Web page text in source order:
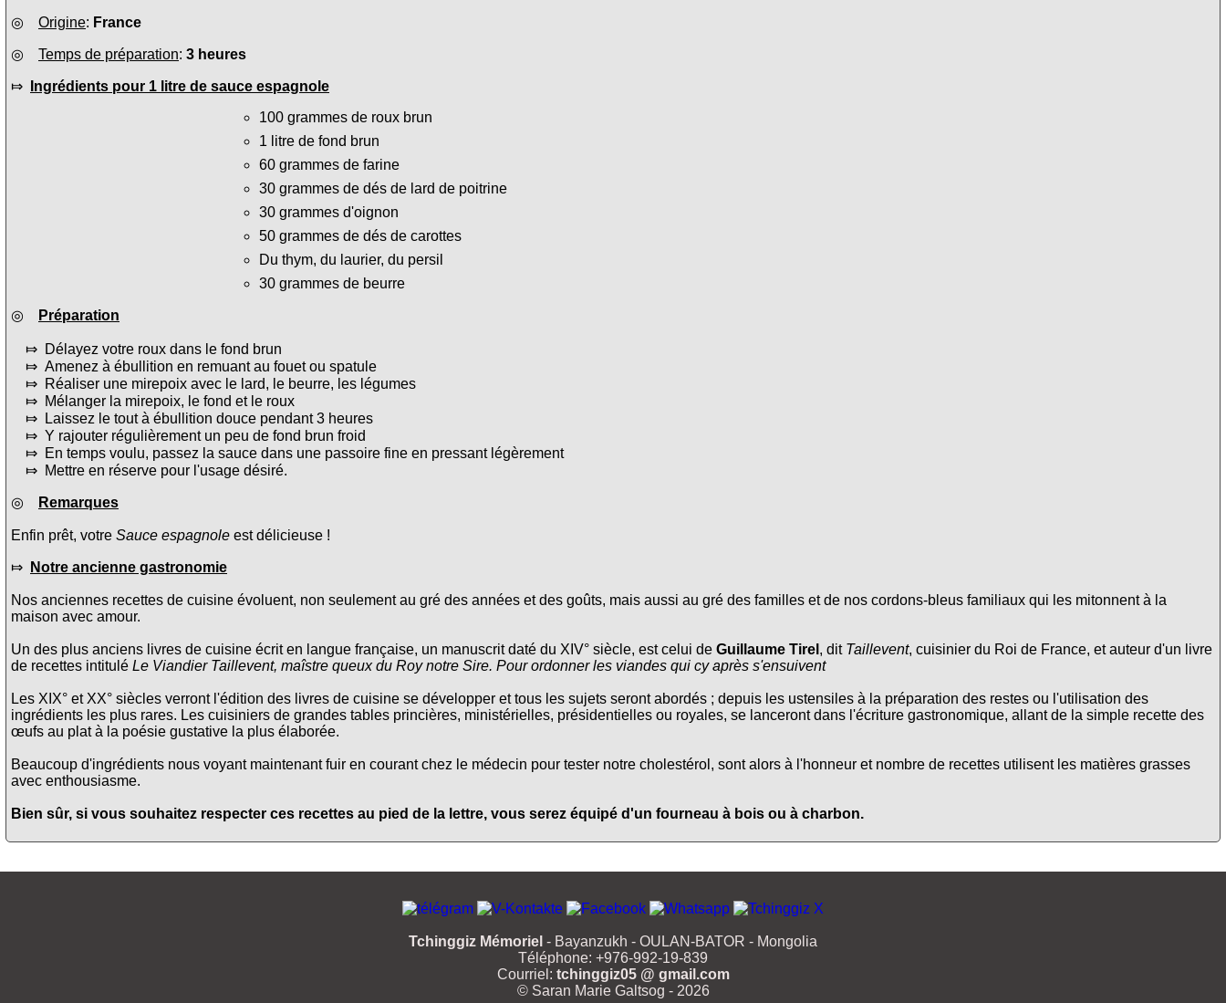
◎ Origine: France
◎ Temps de préparation: 3 heures
⤇
Ingrédients pour 1 litre de sauce espagnole
100 grammes de roux brun
1 litre de fond brun
60 grammes de farine
30 grammes de dés de lard de poitrine
30 grammes d'oignon
50 grammes de dés de carottes
Du thym, du laurier, du persil
30 grammes de beurre
◎ Préparation
⤇ Délayez votre roux dans le fond brun
⤇ Amenez à ébullition en remuant au fouet ou spatule
⤇ Réaliser une mirepoix avec le lard, le beurre, les légumes
⤇ Mélanger la mirepoix, le fond et le roux
⤇ Laissez le tout à ébullition douce pendant 3 heures
⤇ Y rajouter régulièrement un peu de fond brun froid
⤇ En temps voulu, passez la sauce dans une passoire fine en pressant légèrement
⤇ Mettre en réserve pour l'usage désiré.
◎ Remarques
Enfin prêt, votre Sauce espagnole est délicieuse !
⤇ Notre ancienne gastronomie
Nos anciennes recettes de cuisine évoluent, non seulement au gré des années et des goûts, mais aussi au gré des familles et de nos cordons-bleus familiaux qui les mitonnent à la
maison avec amour.
Un des plus anciens livres de cuisine écrit en langue française, un manuscrit daté du XIV° siècle, est celui de Guillaume Tirel , dit Taillevent, cuisinier du Roi de France, et auteur d'un livre
de recettes intitulé Le Viandier Taillevent, maîstre queux du Roy notre Sire. Pour ordonner les viandes qui cy après s'ensuivent
Les XIX° et XX° siècles verront l'édition des livres de cuisine se développer et tous les sujets seront abordés ; depuis les ustensiles à la préparation des restes ou l'utilisation des
ingrédients les plus rares. Les cuisiniers de grandes tables princières, ministérielles, présidentielles ou royales, se lanceront dans l'écriture gastronomique, allant de la simple recette des
œufs au plat à la poésie gustative la plus élaborée.
Beaucoup d'ingrédients nous voyant maintenant fuir en courant chez le médecin pour tester notre cholestérol, sont alors à l'honneur et nombre de recettes utilisent les matières grasses
avec enthousiasme.
Bien sûr, si vous souhaitez respecter ces recettes au pied de la lettre, vous serez équipé d'un fourneau à bois ou à charbon.
Tchinggiz Mémoriel - Bayanzukh - OULAN-BATOR - Mongolia
Téléphone: +976-992-19-839
Courriel: tchinggiz05 @ gmail.com
© Saran Marie Galtsog - 2026